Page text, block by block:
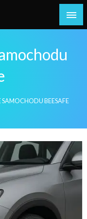
SAMOCHODU BEESAFE